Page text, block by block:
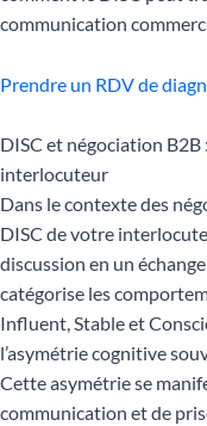
communication
Prendre un RDV de
DISC et négociation
interlocuteur
Dans le contexte des
DISC de votre
discussion en un
catégorise les
Influent, Stable et
l’asymétrie cognitive
Cette asymétrie se
communication et de